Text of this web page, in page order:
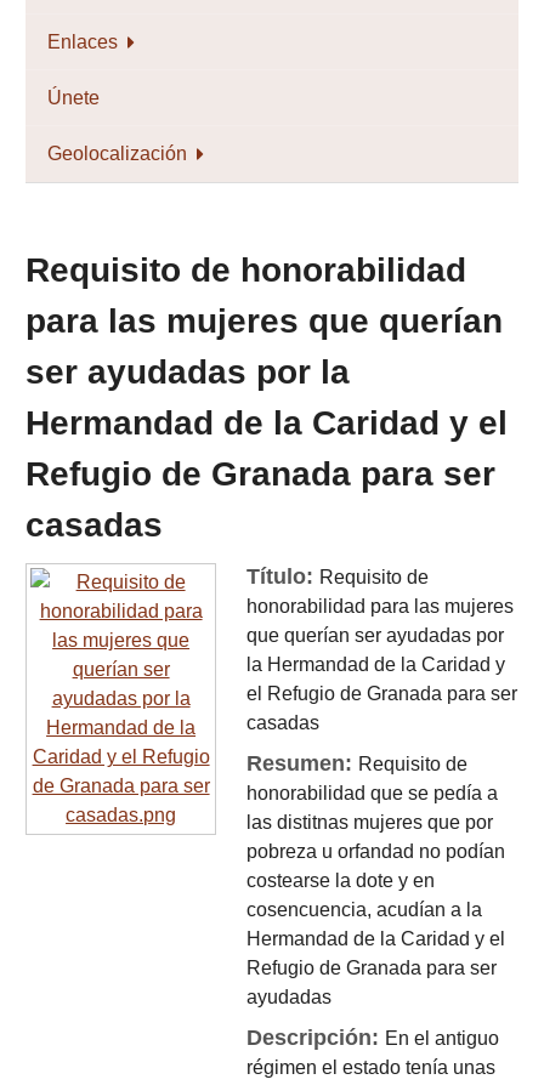
Enlaces
Únete
Geolocalización
Requisito de honorabilidad
para las mujeres que querían
ser ayudadas por la
Hermandad de la Caridad y el
Refugio de Granada para ser
casadas
Título: Requisito de
honorabilidad para las mujeres
que querían ser ayudadas por
la Hermandad de la Caridad y
el Refugio de Granada para ser
casadas
Resumen: Requisito de
honorabilidad que se pedía a
las distitnas mujeres que por
pobreza u orfandad no podían
costearse la dote y en
cosencuencia, acudían a la
Hermandad de la Caridad y el
Refugio de Granada para ser
ayudadas
Descripción: En el antiguo
régimen el estado tenía unas